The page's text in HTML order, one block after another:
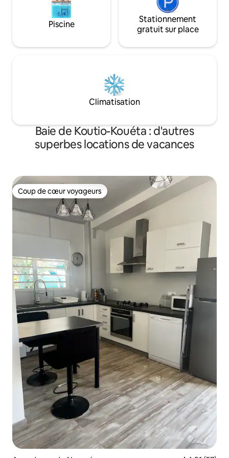
Piscine
Stationnement
gratuit sur place
Climatisation
Baie de Koutio-Kouéta : d'autres
superbes locations de vacances
Coup de cœur voyageurs
Coup de cœur voyageurs